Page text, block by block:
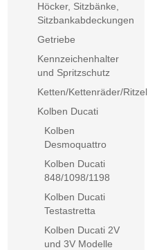
Höcker, Sitzbänke,
Sitzbankabdeckungen
Getriebe
Kennzeichenhalter
und Spritzschutz
Ketten/Kettenräder/Ritzel
Kolben Ducati
Kolben
Desmoquattro
Kolben Ducati
848/1098/1198
Kolben Ducati
Testastretta
Kolben Ducati 2V
und 3V Modelle